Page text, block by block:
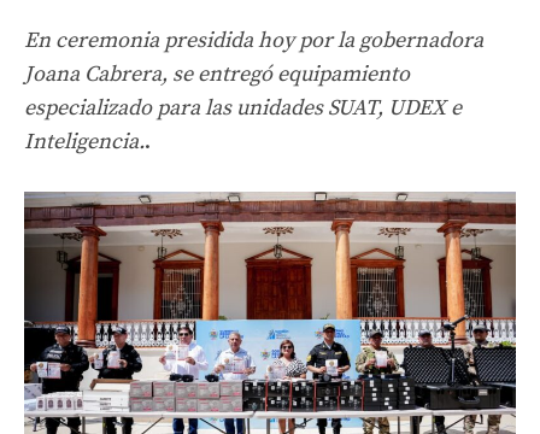
En ceremonia presidida hoy por la gobernadora
Joana Cabrera, se entregó equipamiento
especializado para las unidades SUAT, UDEX e
Inteligencia..